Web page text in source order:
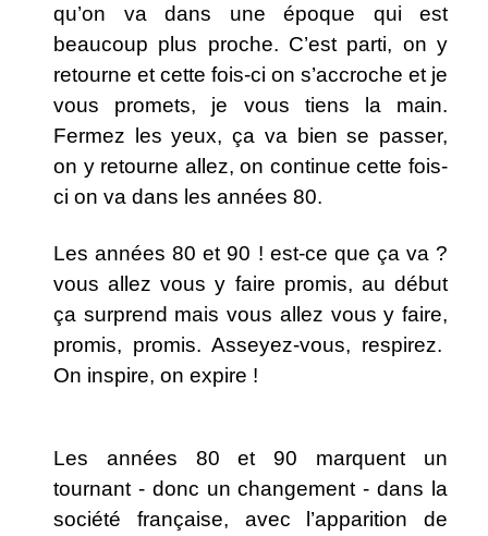
qu’on va dans une époque qui est
beaucoup plus proche. C’est parti, on y
retourne et cette fois-ci on s’accroche et je
vous promets, je vous tiens la main.
Fermez les yeux, ça va bien se passer,
on y retourne allez, on continue cette fois-
ci on va dans les années 80.
Les années 80 et 90 ! est-ce que ça va ?
vous allez vous y faire promis, au début
ça surprend mais vous allez vous y faire,
promis, promis. Asseyez-vous, respirez.
On inspire, on expire !
Les années 80 et 90 marquent un
tournant - donc un changement - dans la
société française, avec l’apparition de